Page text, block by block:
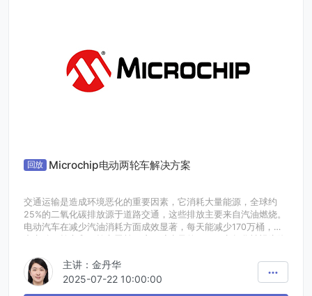
回放 Microchip电动两轮车解决方案
交通运输是造成环境恶化的重要因素，它消耗大量能源，全球约
25%的二氧化碳排放源于道路交通，这些排放主要来自汽油燃烧。
电动汽车在减少汽油消耗方面成效显著，每天能减少170万桶，其
印度尼西亚和越南等国家尤为如此。
然而，快速推进电气化面临诸多关键挑战，包括续航焦虑、电池寿
命、系统效率、热管理、安全性、防盗以及优化充电基础设施等问
主讲：金丹华
2025-07-22 10:00:00